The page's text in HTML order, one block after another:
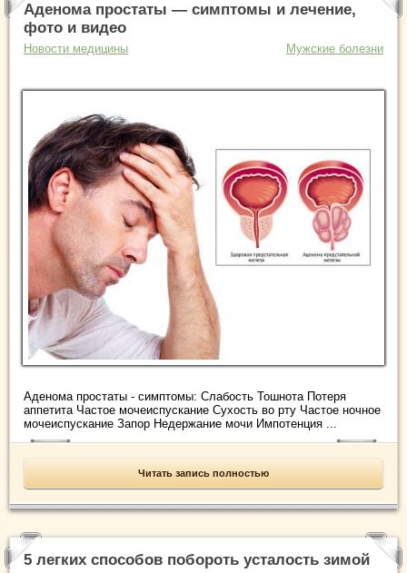
Аденома простаты — симптомы и лечение,
фото и видео
Новости медицины Мужские болезни
Аденома простаты - симптомы: Слабость Тошнота Потеря
аппетита Частое мочеиспускание Сухость во рту Частое ночное
мочеиспускание Запор Недержание мочи Импотенция ...
Читать запись полностью
5 легких способов побороть усталость зимой